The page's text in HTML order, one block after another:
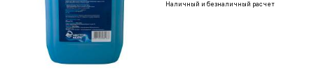
Наличный и безналичный расчет